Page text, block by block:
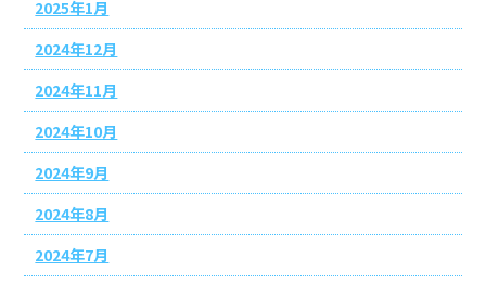
2025年1月
2024年12月
2024年11月
2024年10月
2024年9月
2024年8月
2024年7月